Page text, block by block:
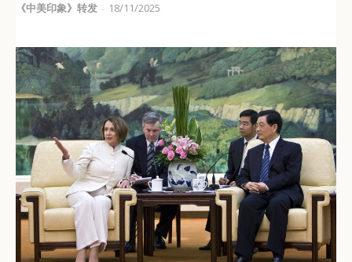
《中美印象》转发 - 18/11/2025